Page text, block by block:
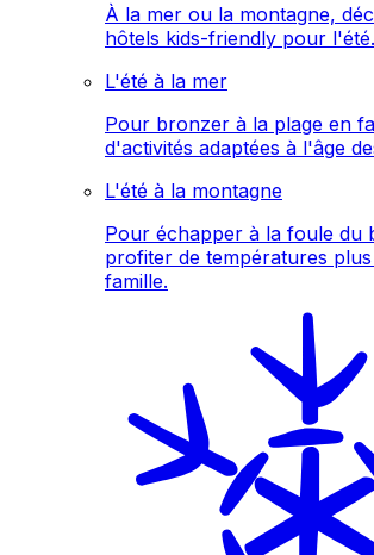
À la mer ou la montagne,
hôtels kids-friendly pour l'été.
L'été à la mer
Pour bronzer à la plage en
d'activités adaptées à l'âge
L'été à la montagne
Pour échapper à la foule du
profiter de températures
famille.